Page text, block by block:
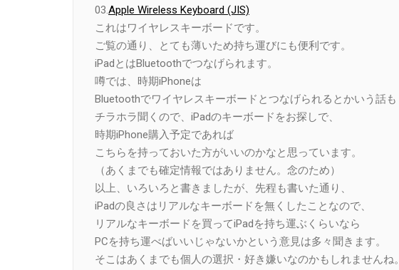
03.Apple Wireless Keyboard (JIS)
これはワイヤレスキーボードです。
ご覧の通り、とても薄いため持ち運びにも便利です。
iPadとはBluetoothでつなげられます。
噂では、時期iPhoneは
Bluetoothでワイヤレスキーボードとつなげられるとかいう話も
チラホラ聞くので、iPadのキーボードをお探しで、
時期iPhone購入予定であれば
こちらを持っておいた方がいいのかなと思っています。
（あくまでも確定情報ではありません。念のため）
以上、いろいろと書きましたが、先程も書いた通り、
iPadの良さはリアルなキーボードを無くしたことなので、
リアルなキーボードを買ってiPadを持ち運ぶくらいなら
PCを持ち運べばいいじゃないかという意見は多々聞きます。
そこはあくまでも個人の選択・好き嫌いなのかもしれませんね。